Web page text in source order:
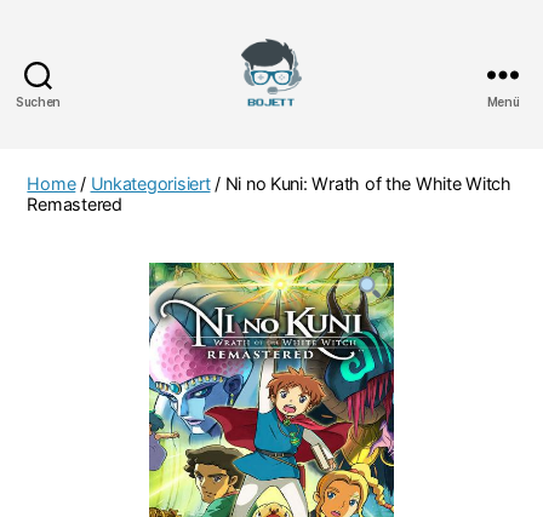
Suchen Menü
Home/ Unkategorisiert/ Ni no Kuni: Wrath of the White Witch
Remastered